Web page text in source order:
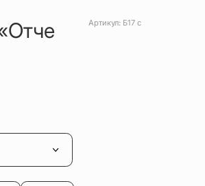
Акции
Артикул: Б17 с